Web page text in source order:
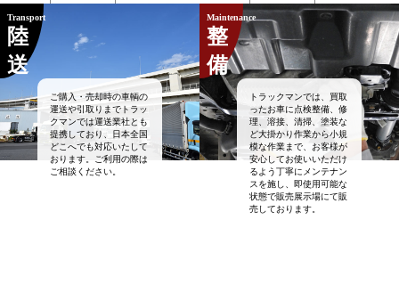
トへ
トへ
Transport
陸
送
ご購入・売却時の車輌の
運送や引取りまでトラッ
クマンでは運送業社とも
提携しており、日本全国
どこへでも対応いたして
おります。ご利用の際は
ご相談ください。
Maintenance
整
備
トラックマンでは、買取
ったお車に点検整備、修
理、溶接、清掃、塗装な
ど大掛かり作業から小規
模な作業まで、お客様が
安心してお使いいただけ
るよう丁寧にメンテナン
スを施し、即使用可能な
状態で販売展示場にて販
売しております。